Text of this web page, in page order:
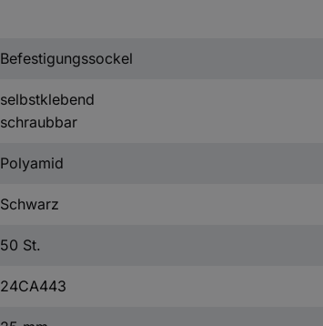
Befestigungssockel
selbstklebend
schraubbar
Polyamid
Schwarz
50 St.
24CA443